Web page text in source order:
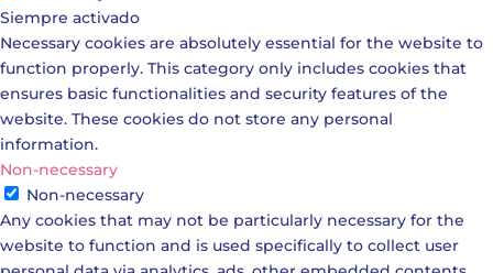
Siempre activado
Necessary cookies are absolutely essential for the website to
function properly. This category only includes cookies that
ensures basic functionalities and security features of the
website. These cookies do not store any personal
information.
Non-necessary
Non-necessary
Any cookies that may not be particularly necessary for the
website to function and is used specifically to collect user